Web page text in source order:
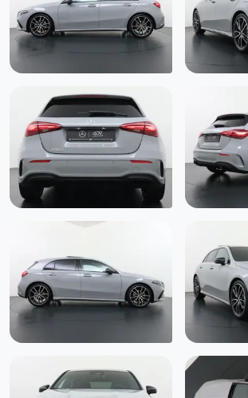
Head-up Display (463)
Hoofd airbag(s) voor
Inklapbare buitenspiegels (elektrisch) (500)
Keyless Go (889)
Knie airbag(s)
LED achterlichten
LED dagrijverlichting
LED mistlampen
Lichtpakket (U62)
MANUFAKTUR Alpinegrijs unilak (956U )
Mercedes-AMG interieur (950)
MULTIBEAM LED koplampen (642)
Multifunctioneel sportstuurwiel in nappa
afgevlakt en chromen afwerking (L5C)
Neerklapbare achterbank (40/20/60) (287)
Omgevingsverlichting met ster projectie
Opklapbare armsteun in de